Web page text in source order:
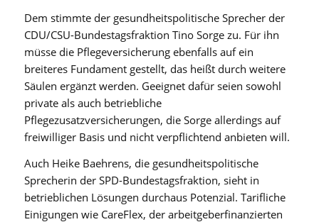
Dem stimmte der gesundheitspolitische Sprecher der
CDU/CSU-Bundestagsfraktion Tino Sorge zu. Für ihn
müsse die Pflegeversicherung ebenfalls auf ein
breiteres Fundament gestellt, das heißt durch weitere
Säulen ergänzt werden. Geeignet dafür seien sowohl
private als auch betriebliche
Pflegezusatzversicherungen, die Sorge allerdings auf
freiwilliger Basis und nicht verpflichtend anbieten will.
Auch Heike Baehrens, die gesundheitspolitische
Sprecherin der SPD-Bundestagsfraktion, sieht in
betrieblichen Lösungen durchaus Potenzial. Tarifliche
Einigungen wie CareFlex, der arbeitgeberfinanzierten